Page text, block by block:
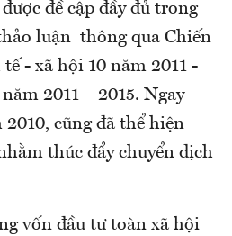
đề cập đầy đủ trong
luận thông qua Chiến
- xã hội 10 năm 2011 -
2011 – 2015. Ngay
cũng đã thể hiện
thúc đẩy chuyển dịch
vốn đầu tư toàn xã hội